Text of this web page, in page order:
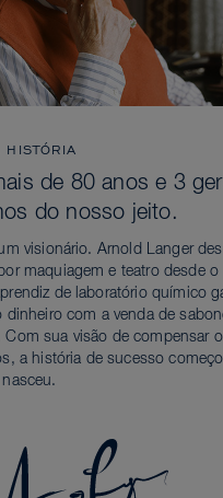
HISTÓRIA
de 80 anos e 3
do nosso jeito.
visionário. Arnold Langer
maquiagem e teatro desde o
de laboratório químico
dinheiro com a venda de
Com sua visão de compensar
a história de sucesso
nasceu.